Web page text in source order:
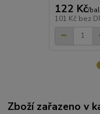
122 Kč/
101 Kč bez
Zboží zařazeno v